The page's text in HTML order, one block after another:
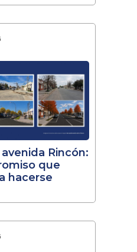
Rincón:
que
hacerse